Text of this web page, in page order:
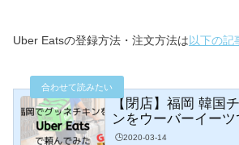
Uber Eatsの登録方法・注文方法は以下の記
【閉店】福岡 韓国
ンをウーバーイー
🕒️2020-03-14